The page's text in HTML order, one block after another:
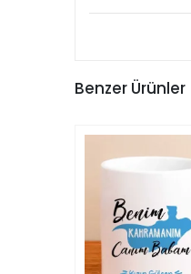
Benzer Ürünler